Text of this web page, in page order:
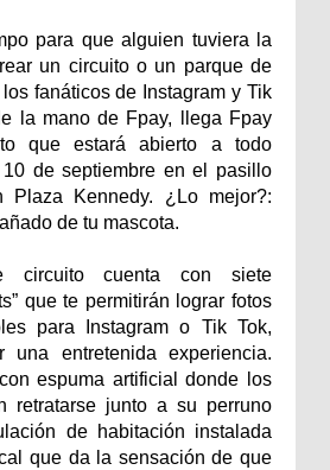
para que alguien tuviera la
un circuito o un parque de
fanáticos de Instagram y Tik
la mano de Fpay, llega Fpay
que estará abierto a todo
de septiembre en el pasillo
Plaza Kennedy. ¿Lo mejor?:
de tu mascota.
circuito cuenta con siete
que te permitirán lograr fotos
para Instagram o Tik Tok,
una entretenida experiencia.
espuma artificial donde los
retratarse junto a su perruno
de habitación instalada
que da la sensación de que